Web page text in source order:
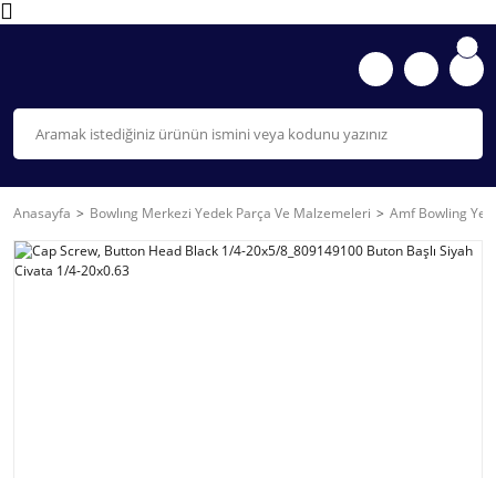
Anasayfa Bowlıng Merkezi Yedek Parça Ve Malzemeleri Amf Bowling